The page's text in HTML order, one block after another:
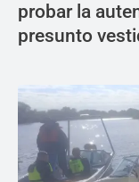
probar la
presunto